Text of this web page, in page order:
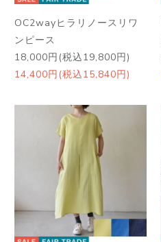
OC2wayヒラリノースリワ
ンピース
18,000円(税込19,800円)
14,400円(税込15,840円)